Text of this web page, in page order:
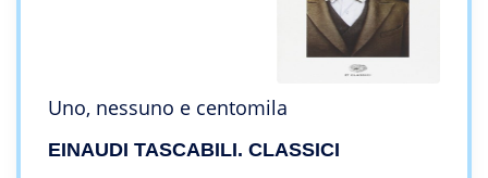
Uno, nessuno e centomila
EINAUDI TASCABILI. CLASSICI